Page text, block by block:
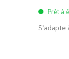
Prêt à
S'adapte